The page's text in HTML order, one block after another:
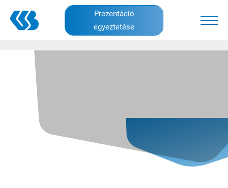
main
Prezentáció
egyeztetése